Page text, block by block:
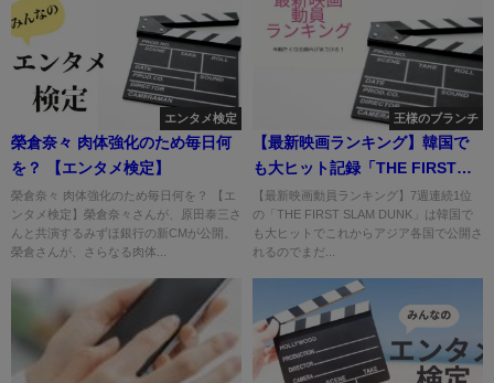
エンタメ検定
榮倉奈々 肉体強化のため毎日何
を？ 【エンタメ検定】
榮倉奈々 肉体強化のため毎日何を？ 【エ
ンタメ検定】榮倉奈々さんが、原田泰三さ
んと共演するみずほ銀行の新CMが公開。
榮倉さんが、さらなる肉体...
王様のブランチ
【最新映画ランキング】韓国で
も大ヒット記録「THE FIRST
SLAM DUNK」
【最新映画動員ランキング】7週連続1位
の「THE FIRST SLAM DUNK」は韓国で
も大ヒットでこれからアジア各国で公開さ
れるのでまだ...